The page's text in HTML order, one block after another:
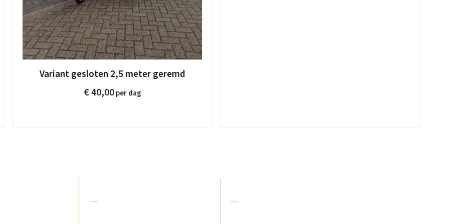
Variant gesloten 2,5 meter geremd
€40,00